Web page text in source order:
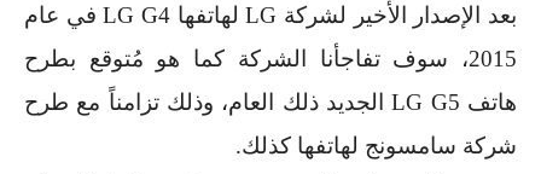
بعد الإصدار الأخير لشركة LGلهاتفها LG G4في عام
2015، سوف تفاجأنا الشركة كما هو مُتوقع بطرح
هاتف LG G5الجديد ذلك العام، وذلك تزامناً مع طرح
شركة سامسونج لهاتفها كذلك.